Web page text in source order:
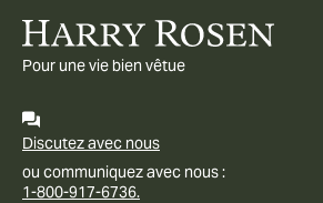
Pour une vie bien vêtue
Discutez avec nous
ou communiquez avec nous :
1-800-917-6736.